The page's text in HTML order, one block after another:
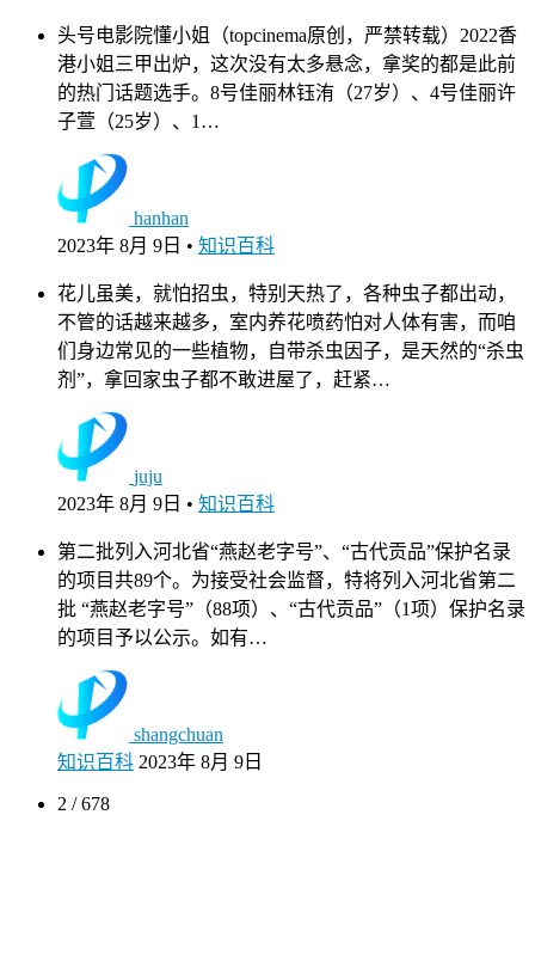
头号电影院懂小姐（topcinema原创，严禁转载）2022香
港小姐三甲出炉，这次没有太多悬念，拿奖的都是此前
的热门话题选手。8号佳丽林钰洧（27岁）、4号佳丽许
子萱（25岁）、1…
hanhan
2023年 8月 9日 • 知识百科
花儿虽美，就怕招虫，特别天热了，各种虫子都出动，
不管的话越来越多，室内养花喷药怕对人体有害，而咱
们身边常见的一些植物，自带杀虫因子，是天然的“杀虫
剂”，拿回家虫子都不敢进屋了，赶紧…
juju
2023年 8月 9日 • 知识百科
第二批列入河北省“燕赵老字号”、“古代贡品”保护名录
的项目共89个。为接受社会监督，特将列入河北省第二
批 “燕赵老字号”（88项）、“古代贡品”（1项）保护名录
的项目予以公示。如有…
shangchuan
知识百科 2023年 8月 9日
2 / 678